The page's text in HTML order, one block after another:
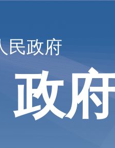
民政府
政